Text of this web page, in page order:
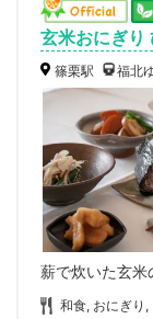
玄米おにぎり
篠栗駅 福北
薪で炊いた玄米
和食, おにぎり,